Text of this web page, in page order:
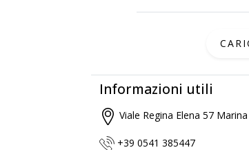
Informazioni utili
Viale Regina Elena 57
+39 0541 385447